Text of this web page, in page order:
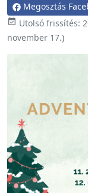
Megosztás
 Utolsó frissítés:
november 17.)